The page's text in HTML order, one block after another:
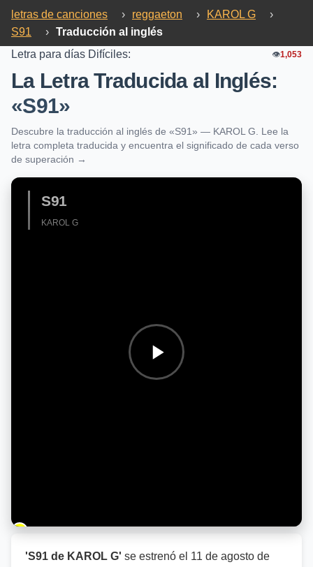
letras de canciones › reggaeton › KAROL G
›
S91
› Traducción al inglés
Letra para días Difíciles:
👁️1,053
La Letra Traducida al Inglés:
«S91»
Descubre la traducción al inglés de «S91» — KAROL G. Lee la
letra completa traducida y encuentra el significado de cada verso
de superación →
S91
KAROL G
Barra de progreso de la reproducción
'S91 de KAROL G' se estrenó el 11 de agosto de